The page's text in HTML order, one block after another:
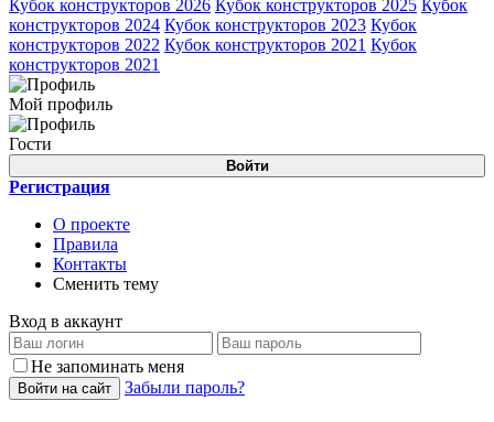
Кубок конструкторов 2026 Кубок конструкторов 2025 Кубок
конструкторов 2024 Кубок конструкторов 2023 Кубок
конструкторов 2022 Кубок конструкторов 2021 Кубок
конструкторов 2021
Мой профиль
Гости
Войти
Регистрация
О проекте
Правила
Контакты
Сменить тему
Вход в аккаунт
Не запоминать меня
Войти на сайт Забыли пароль?